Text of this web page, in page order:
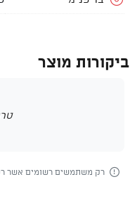
ביקורות מוצר
רק משתמשים רשומים אשר